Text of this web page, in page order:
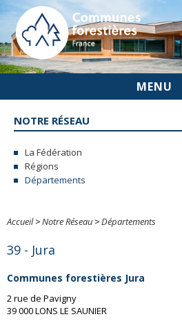
MENU
NOTRE RÉSEAU
La Fédération
Régions
Départements
Accueil>Notre Réseau >Départements
39 - Jura
Communes forestières Jura
2 rue de Pavigny
39 000 LONS LE SAUNIER